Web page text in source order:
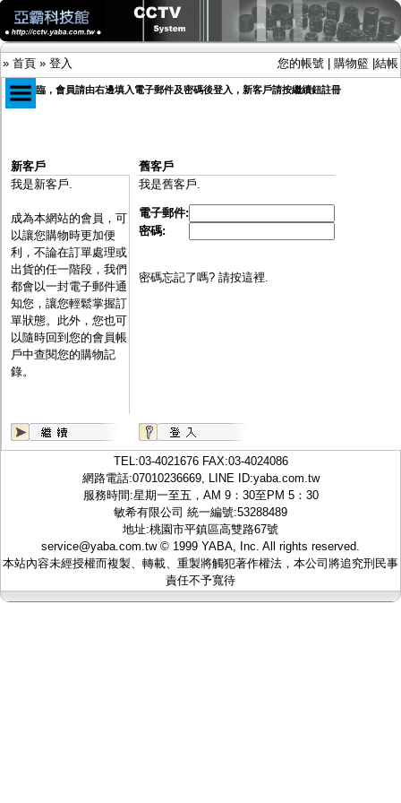
» 首頁 » 登入 您的帳號 購物籃 結帳
限時促銷特惠專案
IP網路攝影機及錄放影機
AHD DVR數位錄放影機
AHD半球型(適用屋內)
AHD中小型紅外線攝影機(適用騎樓、室內外)
AHD防護罩型攝影機(適用屋外，紅外線照射
距離遠）
AHD特殊功能型攝影機
旋轉型攝影機.旋轉台
傳統高解析攝影機
鏡頭
投光設備
網路設備
視訊轉換設備
雜訊改善器
分配放大器
懶人線.同軸線.花線
線頭.插座.延長線.HDMI線
變壓器.避雷器
歡迎光臨，會員請由右邊填入電子郵件及密碼後登入，新客戶請按繼續鈕註冊
新客戶
我是新客戶.
成為本網站的會員，可
以讓您購物時更加便
利，不論在訂單處理或
出貨的任一階段，我們
都會以一封電子郵件通
知您，讓您輕鬆掌握訂
單狀態。此外，您也可
以隨時回到您的會員帳
戶中查閱您的購物記
錄。
舊客戶
我是舊客戶.
電子郵件:
密碼:
密碼忘記了嗎? 請按這裡.
TEL:03-4021676FAX:03-4024086
網路電話:07010236669, LINE ID:yaba.com.tw
服務時間:星期一至五，AM 9：30至PM 5：30
敏希有限公司 統一編號:53288489
地址:桃園市平鎮區高雙路67號
service@yaba.com.tw© 1999 YABA, Inc. All rights reserved.
本站內容未經授權而複製、轉載、重製將觸犯著作權法，本公司將追究刑民事
責任不予寬待